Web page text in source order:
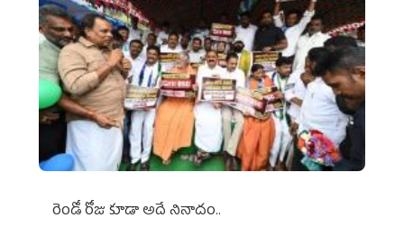
రెండో రోజు కూడా అదే నినాదం..